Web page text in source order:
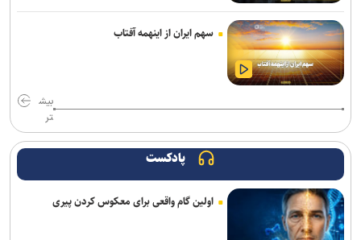
سهم ایران از اینهمه آفتاب
بیش
تر
پادکست
اولین گام واقعی برای معکوس کردن پیری